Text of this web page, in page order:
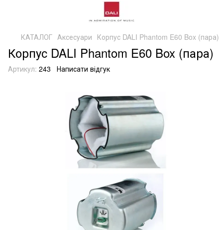
КАТАЛОГ Аксесуари Корпус DALI Phantom E60 Box (пара)
Корпус DALI Phantom E60 Box (пара)
Артикул: 243 Написати відгук